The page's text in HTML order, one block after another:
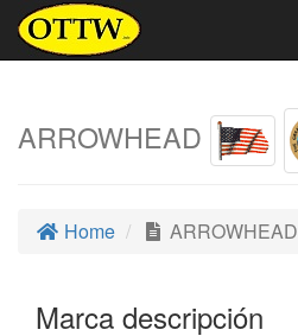
ARROWHEAD
Home ARROWHEAD
Marca descripción